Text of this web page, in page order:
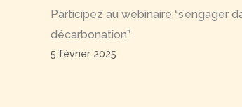
Participez au webinaire “s’engager
décarbonation”
5 février 2025